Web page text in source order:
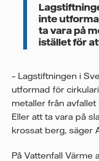
inte
ta vara på
istället för
– Lagstiftningen i
utformad för
metaller från
Eller att ta vara på
krossat berg, säger
På Vattenfall Värme